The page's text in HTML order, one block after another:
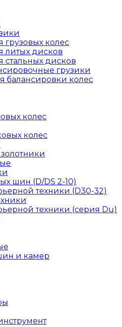
колес
литых дисков
стальных дисков
грузики
балансировки колес
колес
колес
шин (D/DS 2-10)
техники (D30-32)
техники (серия Du)
и камер